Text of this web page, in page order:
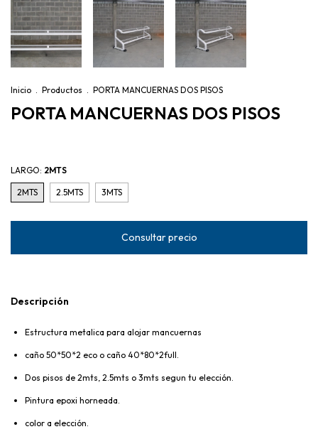
Inicio Productos PORTA MANCUERNAS DOS PISOS
PORTA MANCUERNAS DOS PISOS
LARGO: 2MTS
2MTS 2.5MTS 3MTS
Descripción
Estructura metalica para alojar mancuernas
caño 50*50*2 eco o caño 40*80*2full.
Dos pisos de 2mts, 2.5mts o 3mts segun tu elección.
Pintura epoxi horneada.
color a elección.